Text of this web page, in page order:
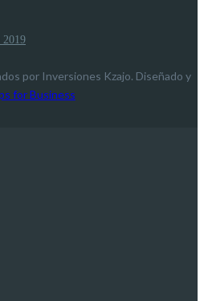
por Inversiones Kzajo. Diseñado y
for Business